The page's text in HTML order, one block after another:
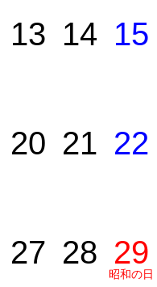
13 14 15
20 21 22
27 28 29
昭和の日